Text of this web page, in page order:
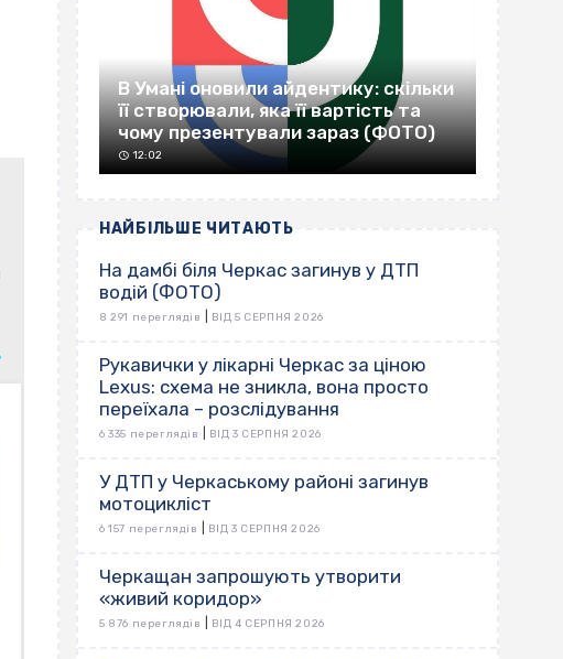
В Умані оновили айдентику: скільки
її створювали, яка її вартість та
чому презентували зараз (ФОТО)
12:02
НАЙБІЛЬШЕ ЧИТАЮТЬ
На дамбі біля Черкас загинув у ДТП
водій (ФОТО)
8 291 переглядів ВІД 5 СЕРПНЯ 2026
Рукавички у лікарні Черкас за ціною
Lexus: схема не зникла, вона просто
переїхала – розслідування
6 335 переглядів ВІД 3 СЕРПНЯ 2026
У ДТП у Черкаському районі загинув
мотоцикліст
6 157 переглядів ВІД 3 СЕРПНЯ 2026
Черкащан запрошують утворити
«живий коридор»
5 876 переглядів ВІД 4 СЕРПНЯ 2026